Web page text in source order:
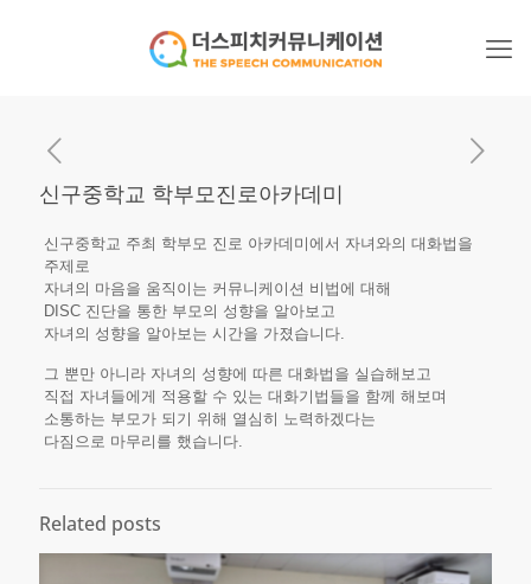
신구중학교 학부모진로아카데미
신구중학교 주최 학부모 진로 아카데미에서 자녀와의 대화법을
주제로
자녀의 마음을 움직이는 커뮤니케이션 비법에 대해
DISC 진단을 통한 부모의 성향을 알아보고
자녀의 성향을 알아보는 시간을 가졌습니다.
그 뿐만 아니라 자녀의 성향에 따른 대화법을 실습해보고
직접 자녀들에게 적용할 수 있는 대화기법들을 함께 해보며
소통하는 부모가 되기 위해 열심히 노력하겠다는
다짐으로 마무리를 했습니다.​
Related posts